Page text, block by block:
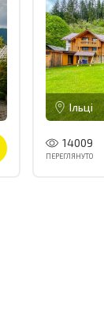
Ільці
14009
ПЕРЕГЛЯНУТО